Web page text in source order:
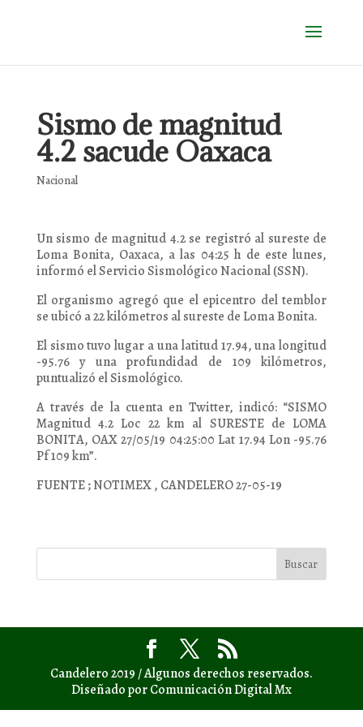
Sismo de magnitud
4.2 sacude Oaxaca
Nacional
Un sismo de magnitud 4.2 se registró al sureste de
Loma Bonita, Oaxaca, a las 04:25 h de este lunes,
informó el Servicio Sismológico Nacional (SSN).
El organismo agregó que el epicentro del temblor
se ubicó a 22 kilómetros al sureste de Loma Bonita.
El sismo tuvo lugar a una latitud 17.94, una longitud
-95.76 y una profundidad de 109 kilómetros,
puntualizó el Sismológico.
A través de la cuenta en Twitter, indicó: “SISMO
Magnitud 4.2 Loc 22 km al SURESTE de LOMA
BONITA, OAX 27/05/19 04:25:00 Lat 17.94 Lon -95.76
Pf 109 km”.
FUENTE ; NOTIMEX , CANDELERO 27-05-19
Candelero 2019 / Algunos derechos reservados.
Diseñado por Comunicación Digital Mx